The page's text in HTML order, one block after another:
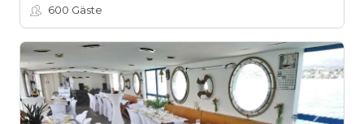
600 Gäste